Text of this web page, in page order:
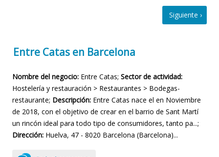
Entre Catas en Barcelona
Nombre del negocio: Entre Catas; Sector de actividad:
Hostelería y restauración > Restaurantes > Bodegas-
restaurante; Descripción: Entre Catas nace el en Noviembre
de 2018, con el objetivo de crear en el barrio de Sant Martí
un rincón ideal para todo tipo de consumidores, tanto pa...;
Dirección: Huelva, 47 - 8020 Barcelona (Barcelona)...